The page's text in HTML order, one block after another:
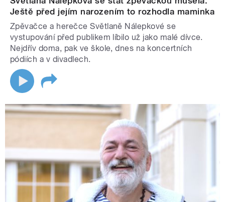
Ještě před jejím narozením to rozhodla maminka
Zpěvačce a herečce Světlaně Nálepkové se
vystupování před publikem líbilo už jako malé dívce.
Nejdřív doma, pak ve škole, dnes na koncertních
pódiích a v divadlech.